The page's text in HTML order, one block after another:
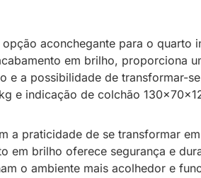
opção aconchegante para o
em brilho, proporciona
e a possibilidade de transformar-
e indicação de colchão
a praticidade de se transformar
em brilho oferece segurança e
o ambiente mais acolhedor e